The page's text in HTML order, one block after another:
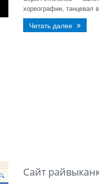
хореографии, танцевал
Читать далее
Сайт